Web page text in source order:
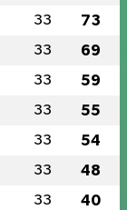
33 73
33 69
33 59
33 55
33 54
33 48
33 40